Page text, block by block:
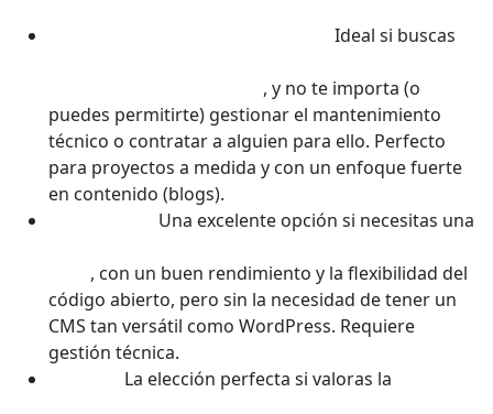
Ideal si buscas
, y no te importa (o
puedes permitirte) gestionar el mantenimiento
técnico o contratar a alguien para ello. Perfecto
para proyectos a medida y con un enfoque fuerte
en contenido (blogs).
Una excelente opción si necesitas una
, con un buen rendimiento y la flexibilidad del
código abierto, pero sin la necesidad de tener un
CMS tan versátil como WordPress. Requiere
gestión técnica.
La elección perfecta si valoras la